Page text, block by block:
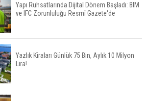
ABD'de İnşaat Harcamaları Geriledi
Tercih Döneminde Barınma Telaşı Başladı
Yapı Ruhsatlarında Dijital Dönem Başladı: BIM
ve IFC Zorunluluğu Resmî Gazete'de
Yazlık Kiraları Günlük 75 Bin, Aylık 10 Milyon
Lira!